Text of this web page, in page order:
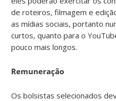
de roteiros, filmagem e
as mídias sociais, portanto
curtos, quanto para o
pouco mais longos.
Remuneração
Os bolsistas selecionados